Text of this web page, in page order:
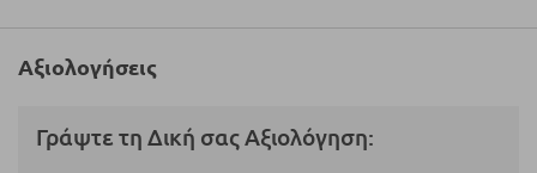
Αξιολογήσεις
Γράψτε τη Δική σας Αξιολόγηση: